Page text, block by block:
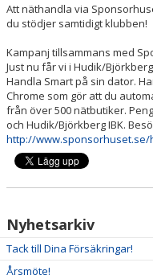
KALENDER
DOKUMENT
OM KLUBBEN
MEDLEMSINFORMATION
FÖRSÄKRING
BILJETTINFORMATION
MATCHER
BILDER
Att näthandla via
du stödjer samtidigt klubben!
Kampanj tillsammans med
Just nu får vi i Hudik/
Handla Smart på sin dator.
Chrome som gör att du
från över 500 nätbutiker.
och Hudik/Björkberg IBK.
http://
Nyhetsarkiv
Tack till Dina Försäkringar!
Årsmöte!